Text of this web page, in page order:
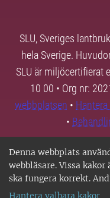
Denna webbplats
webbläsare. Vissa
ska fungera korrekt.
Hantera valbara kakor
SLU, Sveriges
hela Sverige.
SLU är miljöcertifierat
10 00 • Org nr:
webbplatsen •
•